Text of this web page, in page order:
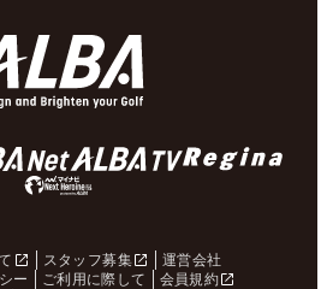
スタッフ募集
運営会社
ー
ご利用に際して
会員規約